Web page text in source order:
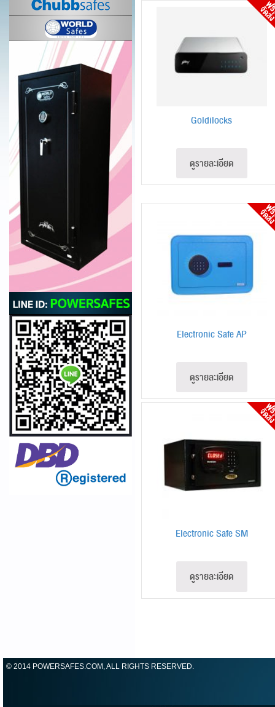
Goldilocks
ดูรายละเอียด
Electronic Safe AP
ดูรายละเอียด
Electronic Safe SM
ดูรายละเอียด
© 2014 POWERSAFES.COM, ALL RIGHTS RESERVED.